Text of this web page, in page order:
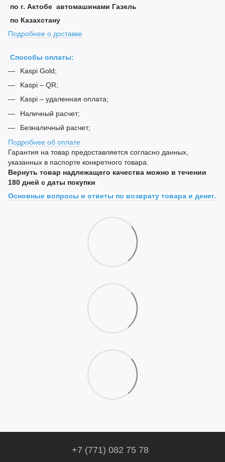
по г. Актобе автомашинами Газель
по Казахстану
Подробнее о доставке
Способы оплаты:
Kaspi Gold;
Kaspi – QR;
Kaspi – удаленная оплата;
Наличный расчет;
Безналичный расчет;
Подробнее об оплате
Гарантия на товар предоставляется согласно данных,
указанных в паспорте конкретного товара.
Вернуть товар надлежащего качества можно в течении
180 дней с даты покупки
Основные вопросы и ответы по возврату товара и денег.
+7 (771) 082 75 78